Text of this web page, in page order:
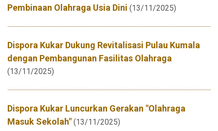
Pembinaan Olahraga Usia Dini (13/11/2025)
Dispora Kukar Dukung Revitalisasi Pulau Kumala
dengan Pembangunan Fasilitas Olahraga
(13/11/2025)
Dispora Kukar Luncurkan Gerakan "Olahraga
Masuk Sekolah" (13/11/2025)